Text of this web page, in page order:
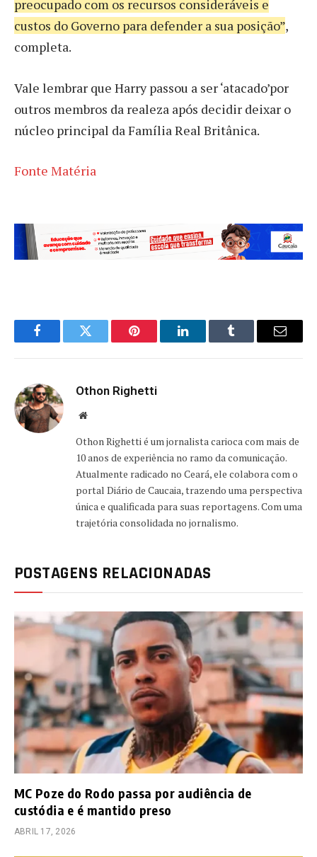
preocupado com os recursos consideráveis e
custos do Governo para defender a sua posição”,
completa.
Vale lembrar que Harry passou a ser ‘atacado’por
outros membros da realeza após decidir deixar o
núcleo principal da Família Real Britânica.
Fonte Matéria
FacebookTwitter Pinterest LinkedInTumblr Email
Othon Righetti
Website
Othon Righetti é um jornalista carioca com mais de
10 anos de experiência no ramo da comunicação.
Atualmente radicado no Ceará, ele colabora com o
portal Diário de Caucaia, trazendo uma perspectiva
única e qualificada para suas reportagens. Com uma
trajetória consolidada no jornalismo.
POSTAGENS RELACIONADAS
MC Poze do Rodo passa por audiência de
custódia e é mantido preso
ABRIL 17, 2026